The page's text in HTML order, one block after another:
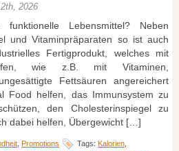
2026
Lebensmittel? Neben
und Vitaminpräparaten so ist auch
Fertigprodukt, welches mit
wie z.B. mit Vitaminen,
Fettsäuren angereichert
Food helfen, das Immunsystem zu
den Cholesterinspiegel zu
dabei helfen, Übergewicht […]
Promotions Tags: Kalorien